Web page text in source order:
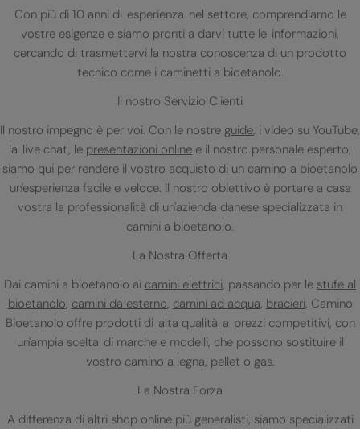
Con più di 10 anni di esperienza nel settore, comprendiamo le
vostre esigenze e siamo pronti a darvi tutte le informazioni,
cercando di trasmettervi la nostra conoscenza di un prodotto
tecnico come i caminetti a bioetanolo.
Il nostro Servizio Clienti
Il nostro impegno è per voi. Con le nostre guide, i video su YouTube,
la live chat, le presentazioni online e il nostro personale esperto,
siamo qui per rendere il vostro acquisto di un camino a bioetanolo
un'esperienza facile e veloce. Il nostro obiettivo è portare a casa
vostra la professionalità di un'azienda danese specializzata in
camini a bioetanolo.
La Nostra Offerta
Dai camini a bioetanolo ai camini elettrici, passando per le stufe al
bioetanolo, camini da esterno, camini ad acqua, bracieri, Camino
Bioetanolo offre prodotti di alta qualità a prezzi competitivi, con
un'ampia scelta di marche e modelli, che possono sostituire il
vostro camino a legna, pellet o gas.
La Nostra Forza
A differenza di altri shop online più generalisti, siamo specializzati